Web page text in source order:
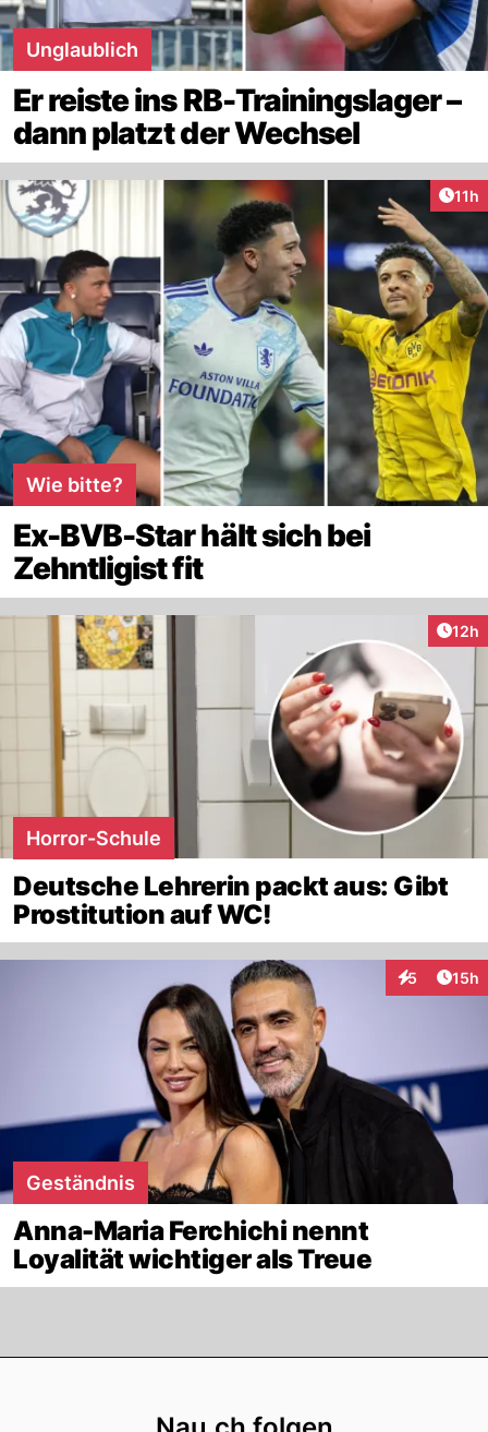
Unglaublich
Er reiste ins RB-Trainingslager –
dann platzt der Wechsel
11h
Wie bitte?
Ex-BVB-Star hält sich bei
Zehntligist fit
12h
Horror-Schule
Deutsche Lehrerin packt aus: Gibt
Prostitution auf WC!
5
Interaktionen
15h
Geständnis
Anna-Maria Ferchichi nennt
Loyalität wichtiger als Treue